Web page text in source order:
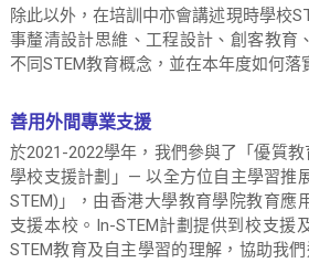
除此以外，在培訓中亦會講述現時學校
事釐清設計思維、工程設計、創客教育
不同STEM教育概念，並在本年度如何落
善用外間專業支援
於2021-2022學年，我們參與了「優質
學校支援計劃」— 以全方位自主學習推
STEM)」，由香港大學教育學院教育應
支援本校。In-STEM計劃提供到校支援
STEM教育及自主學習的理解，協助我